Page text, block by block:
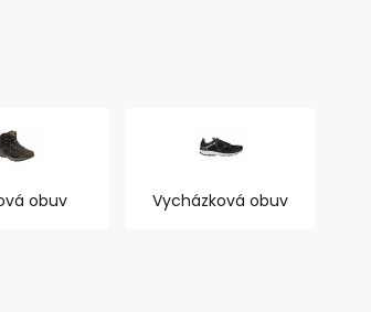
obuv Vycházková obuv